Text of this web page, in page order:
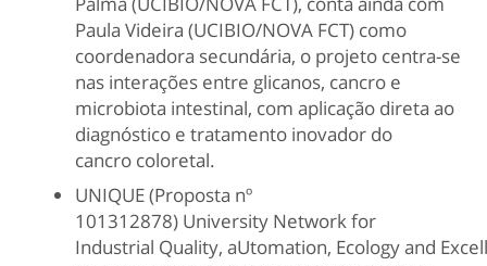
Paula Videira (UCIBIO/NOVA FCT) como
coordenadora secundária, o projeto centra-se
nas interações entre glicanos, cancro e
microbiota intestinal, com aplicação direta ao
diagnóstico e tratamento inovador do
cancro coloretal.
UNIQUE (Proposta nº
101312878) University Network for
Industrial Quality, aUtomation, Ecologyand